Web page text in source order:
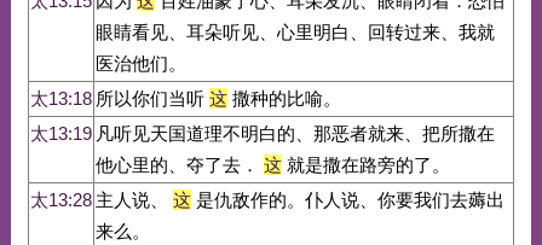
眼睛看见、耳朵听见、心里明白、回转过来、我就
医治他们。
太13:18 所以你们当听 这撒种的比喻。
太13:19 凡听见天国道理不明白的、那恶者就来、把所撒在
他心里的、夺了去． 这就是撒在路旁的了。
太13:28 主人说、 这是仇敌作的。仆人说、你要我们去薅出
来么。